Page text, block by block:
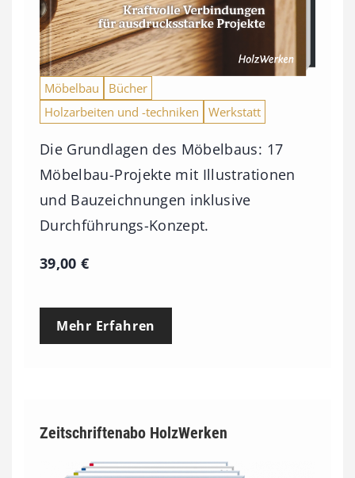
Möbelbau
Bücher
Holzarbeiten und -techniken
Werkstatt
Die Grundlagen des Möbelbaus: 17
Möbelbau-Projekte mit Illustrationen
und Bauzeichnungen inklusive
Durchführungs-Konzept.
39,00€
Mehr Erfahren
Zeitschriftenabo HolzWerken